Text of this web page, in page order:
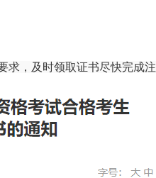
求，及时领取证书尽快完成